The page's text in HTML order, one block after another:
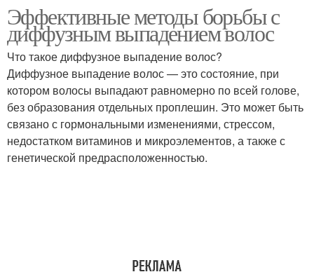
Косметические методы Народные методы
Психологические
методы
Советы для борьбы
Эффективные методы борьбы с
диффузным выпадением волос
Что такое диффузное выпадение волос?
Диффузное выпадение волос — это состояние, при
котором волосы выпадают равномерно по всей голове,
без образования отдельных проплешин. Это может быть
связано с гормональными изменениями, стрессом,
недостатком витаминов и микроэлементов, а также с
генетической предрасположенностью.